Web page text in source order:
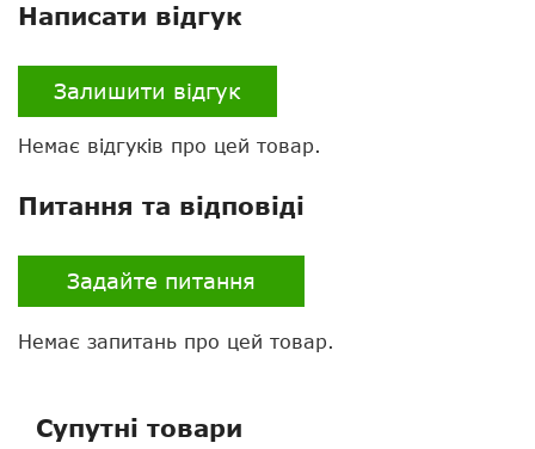
Написати відгук
Залишити відгук
Немає відгуків про цей товар.
Питання та відповіді
Задайте питання
Немає запитань про цей товар.
Супутні товари